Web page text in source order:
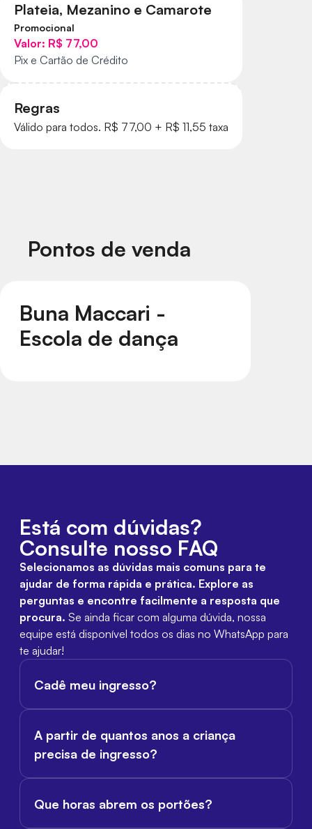
Plateia, Mezanino e Camarote
Promocional
Valor: R$ 77,00
Pix e Cartão de Crédito
Regras
Válido para todos. R$ 77,00 + R$ 11,55 taxa
Pontos de venda
Buna Maccari -
Escola de dança
Está com dúvidas?
Consulte nosso FAQ
Selecionamos as dúvidas mais comuns para te
ajudar de forma rápida e prática. Explore as
perguntas e encontre facilmente a resposta que
procura. Se ainda ficar com alguma dúvida, nossa
equipe está disponível todos os dias no WhatsApp para
te ajudar!
Cadê meu ingresso?
Após a confirmação da compra, o ingresso é enviado
para o seu e-mail em formato PDF. Ele também fica
disponível em nosso site, na aba Meus Ingressos. Não é
celular no dia do evento.
A partir de quantos anos a criança
precisa de ingresso?
Crianças a partir de 4 anos precisam de ingresso para
entrar no evento. Menores de 4 anos têm acesso
gratuito, desde que fiquem no colo do responsável.
Que horas abrem os portões?